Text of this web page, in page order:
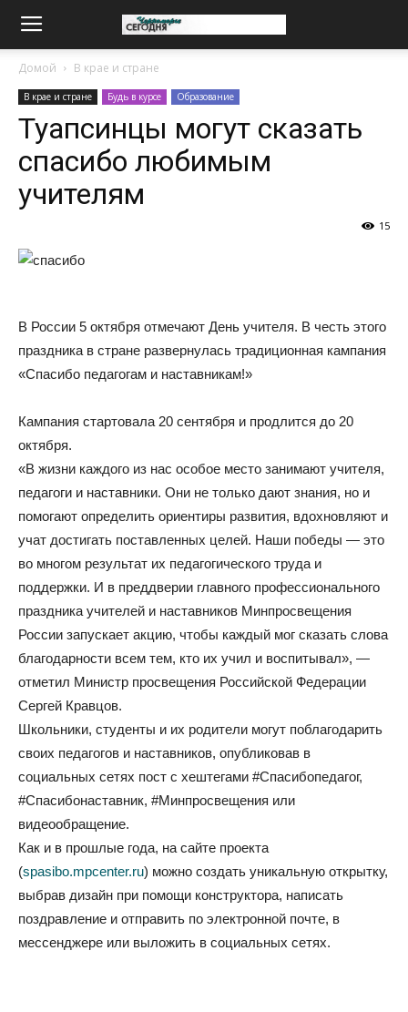
Домой В крае и стране
В крае и стране Будь в курсе Образование
Туапсинцы могут сказать
спасибо любимым
учителям
15
В России 5 октября отмечают День учителя. В честь этого
праздника в стране развернулась традиционная кампания
«Спасибо педагогам и наставникам!»
Кампания стартовала 20 сентября и продлится до 20
октября.
«В жизни каждого из нас особое место занимают учителя,
педагоги и наставники. Они не только дают знания, но и
помогают определить ориентиры развития, вдохновляют и
учат достигать поставленных целей. Наши победы — это
во многом результат их педагогического труда и
поддержки. И в преддверии главного профессионального
праздника учителей и наставников Минпросвещения
России запускает акцию, чтобы каждый мог сказать слова
благодарности всем тем, кто их учил и воспитывал», —
отметил Министр просвещения Российской Федерации
Сергей Кравцов.
Школьники, студенты и их родители могут поблагодарить
своих педагогов и наставников, опубликовав в
социальных сетях пост с хештегами #Спасибопедагог,
#Спасибонаставник, #Минпросвещения или
видеообращение.
Как и в прошлые года, на сайте проекта
(spasibo.mpcenter.ru) можно создать уникальную открытку,
выбрав дизайн при помощи конструктора, написать
поздравление и отправить по электронной почте, в
мессенджере или выложить в социальных сетях.